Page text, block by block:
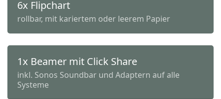
6x Flipchart
rollbar, mit kariertem oder leerem Papier
1x Beamer mit Click Share
inkl. Sonos Soundbar und Adaptern auf alle
Systeme